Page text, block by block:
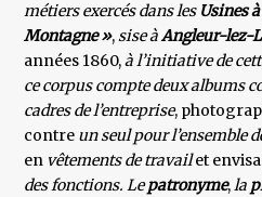
métiers exercés dans les Usines
Montagne »,sise àAngleur-lez-
années 1860,à l’initiative de
ce corpus compte deux albums
cadres de l’entreprise,
contre un seul pour l’ensemble
en vêtements de travailet
des fonctions. Lepatronyme,la